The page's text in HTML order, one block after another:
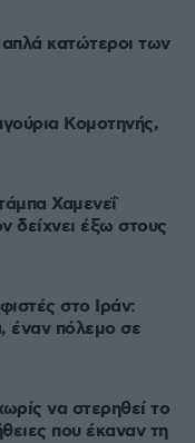
κατώτεροι των
Κομοτηνής,
Χαμενεΐ
δείχνει έξω στους
στο Ιράν:
έναν πόλεμο σε
να στερηθεί το
που έκαναν τη